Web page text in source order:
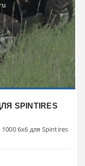
SPINTIRES
6x6 для Spintires